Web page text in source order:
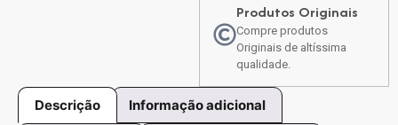
Produtos Originais
Compre produtos
Originais de altíssima
qualidade.
Descrição Informação adicional